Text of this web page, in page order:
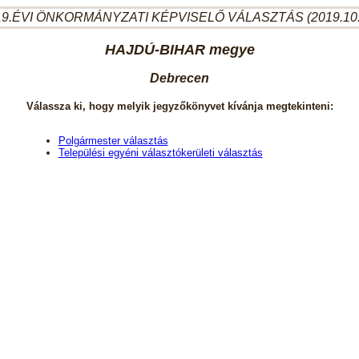
ÖNKORMÁNYZATI KÉPVISELŐ VÁLASZTÁS
HAJDÚ-BIHAR megye
Debrecen
Válassza ki, hogy melyik jegyzőkönyvet kívánja megtekinteni:
Polgármester választás
Települési egyéni választókerületi választás